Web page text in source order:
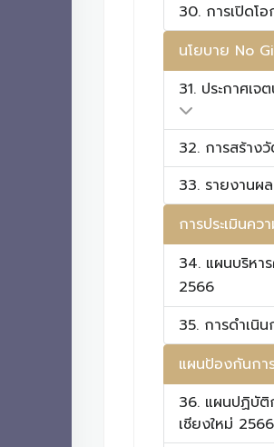
30. การเปิดโ
นโยบาย No
31. ประกาศเ
32. การสร้าง
33. รายงานผ
การประเมินค
34. แผนบริหา
2566
35. การดำเนิ
แผนป้องกันกา
36. แผนปฏิบัติ
เชียงใหม่